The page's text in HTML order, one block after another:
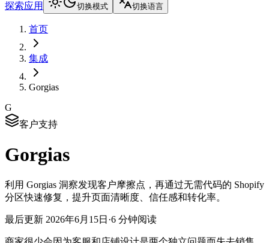
探索应用 切换模式 切换语言
首页
集成
Gorgias
G
客户支持
Gorgias
利用 Gorgias 洞察发现客户摩擦点，再通过无需代码的 Shopify
分区快速修复，提升页面清晰度、信任感和转化率。
最后更新 2026年6月15日 ·6 分钟阅读